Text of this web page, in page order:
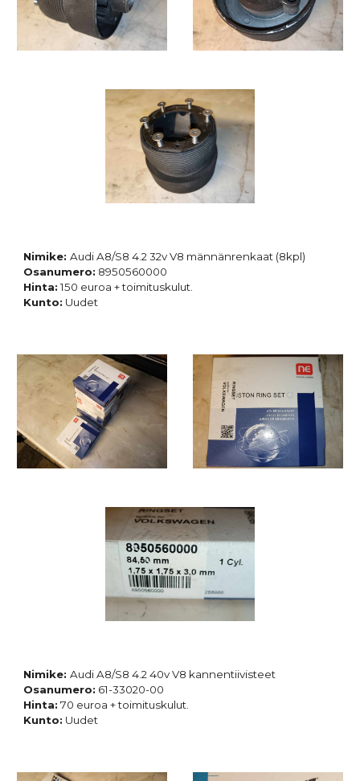
Nimike:Audi A8/S8 4.2 32v V8 männänrenkaat (8kpl)
Osanumero: 8950560000
Hinta:150 euroa + toimituskulut.
Kunto: Uudet
Nimike:Audi A8/S8 4.240v V8 kannentiivisteet
Osanumero: 61-33020-00
Hinta: 70 euroa + toimituskulut.
Kunto: Uudet